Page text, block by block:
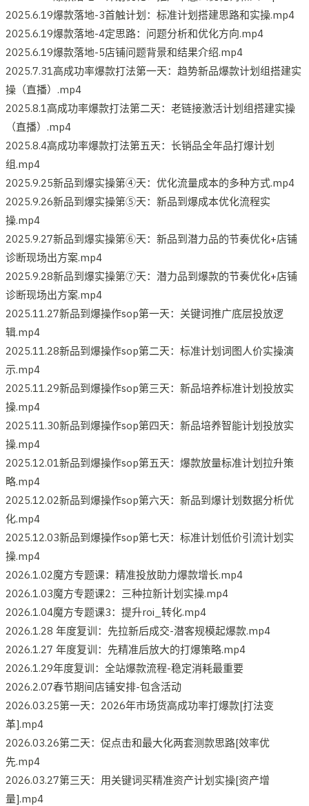
2025.6.19爆款落地-3首触计划：标准计划搭建思路和实操.mp4
2025.6.19爆款落地-4定思路：问题分析和优化方向.mp4
2025.6.19爆款落地-5店铺问题背景和结果介绍.mp4
2025.7.31高成功率爆款打法第一天：趋势新品爆款计划组搭建实
操（直播）.mp4
2025.8.1高成功率爆款打法第二天：老链接激活计划组搭建实操
（直播）.mp4
2025.8.4高成功率爆款打法第五天：长销品全年品打爆计划
组.mp4
2025.9.25新品到爆实操第④天：优化流量成本的多种方式.mp4
2025.9.26新品到爆实操第⑤天：新品到爆成本优化流程实
操.mp4
2025.9.27新品到爆实操第⑥天：新品到潜力品的节奏优化+店铺
诊断现场出方案.mp4
2025.9.28新品到爆实操第⑦天：潜力品到爆款的节奏优化+店铺
诊断现场出方案.mp4
2025.11.27新品到爆操作sop第一天：关键词推广底层投放逻
辑.mp4
2025.11.28新品到爆操作sop第二天：标准计划词图人价实操演
示.mp4
2025.11.29新品到爆操作sop第三天：新品培养标准计划投放实
操.mp4
2025.11.30新品到爆操作sop第四天：新品培养智能计划投放实
操.mp4
2025.12.01新品到爆操作sop第五天：爆款放量标准计划拉升策
略.mp4
2025.12.02新品到爆操作sop第六天：新品到爆计划数据分析优
化.mp4
2025.12.03新品到爆操作sop第七天：标准计划低价引流计划实
操.mp4
2026.1.02魔方专题课：精准投放助力爆款增长.mp4
2026.1.03魔方专题课2：三种拉新计划实操.mp4
2026.1.04魔方专题课3：提升roi_转化.mp4
2026.1.28 年度复训：先拉新后成交-潜客规模起爆款.mp4
2026.1.27 年度复训：先精准后放大的打爆策略.mp4
2026.1.29年度复训：全站爆款流程-稳定消耗最重要
2026.2.07春节期间店铺安排-包含活动
2026.03.25第一天：2026年市场货高成功率打爆款[打法变
革].mp4
2026.03.26第二天：促点击和最大化两套测款思路[效率优
先.mp4
2026.03.27第三天：用关键词买精准资产计划实操[资产增
量].mp4